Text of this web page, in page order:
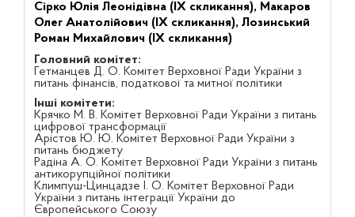
Сірко Юлія Леонідівна (IX скликання), Макаров
Олег Анатолійович (IX скликання), Лозинський
Роман Михайлович (IX скликання)
Головний комітет:
Гетманцев Д. О. Комітет Верховної Ради України з
питань фінансів, податкової та митної політики
Інші комітети:
Крячко М. В. Комітет Верховної Ради України з питань
цифрової трансформації
Арістов Ю. Ю. Комітет Верховної Ради України з
питань бюджету
Радіна А. О. Комітет Верховної Ради України з питань
антикорупційної політики
Климпуш-Цинцадзе І. О. Комітет Верховної Ради
України з питань інтеграції України до
Європейського Союзу